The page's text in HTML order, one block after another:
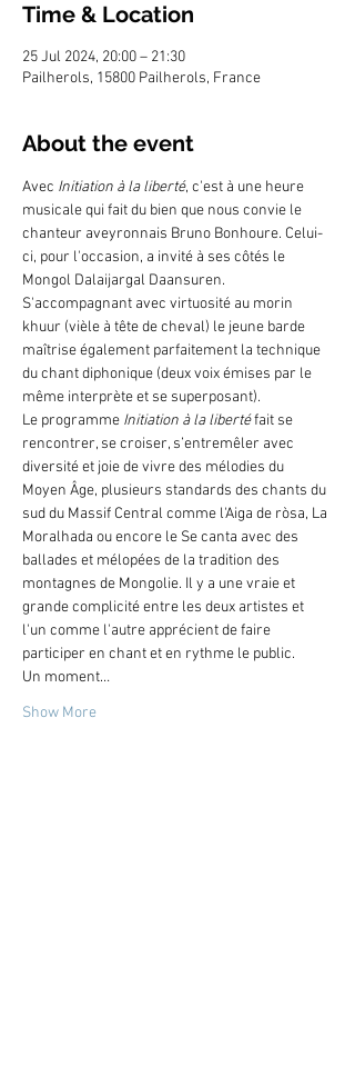
Time & Location
25 Jul 2024, 20:00 – 21:30
Pailherols, 15800 Pailherols, France
About the event
Avec Initiation à la liberté, c'est à une heure
musicale qui fait du bien que nous convie le
chanteur aveyronnais Bruno Bonhoure. Celui-
ci, pour l'occasion, a invité à ses côtés le
Mongol Dalaijargal Daansuren.
S'accompagnant avec virtuosité au morin
khuur (vièle à tête de cheval) le jeune barde
maîtrise également parfaitement la technique
du chant diphonique (deux voix émises par le
même interprète et se superposant).
Le programme Initiation à la liberté fait se
rencontrer, se croiser, s’entremêler avec
diversité et joie de vivre des mélodies du
Moyen Âge, plusieurs standards des chants du
sud du Massif Central comme l'Aiga de ròsa, La
Moralhada ou encore le Se canta avec des
ballades et mélopées de la tradition des
montagnes de Mongolie. Il y a une vraie et
grande complicité entre les deux artistes et
l'un comme l'autre apprécient de faire
participer en chant et en rythme le public.
Un moment…
Show More